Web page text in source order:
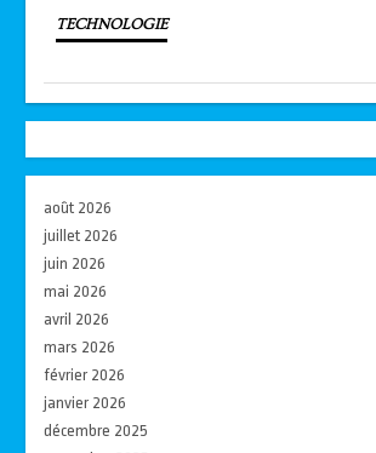
TECHNOLOGIE
août 2026
juillet 2026
juin 2026
mai 2026
avril 2026
mars 2026
février 2026
janvier 2026
décembre 2025